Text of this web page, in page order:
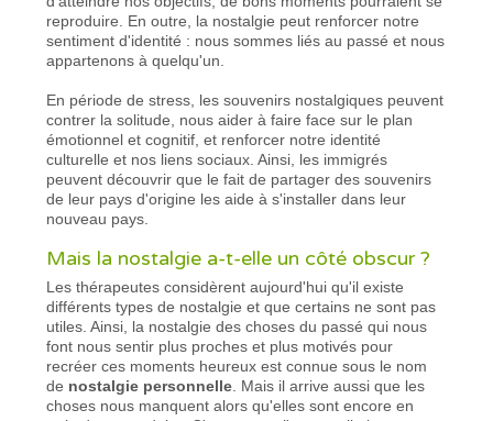
reproduire. En outre, la nostalgie peut renforcer notre
sentiment d'identité : nous sommes liés au passé et nous
appartenons à quelqu'un.
En période de stress, les souvenirs nostalgiques peuvent
contrer la solitude, nous aider à faire face sur le plan
émotionnel et cognitif, et renforcer notre identité
culturelle et nos liens sociaux. Ainsi, les immigrés
peuvent découvrir que le fait de partager des souvenirs
de leur pays d'origine les aide à s'installer dans leur
nouveau pays.
Mais la nostalgie a-t-elle un côté obscur ?
Les thérapeutes considèrent aujourd'hui qu'il existe
différents types de nostalgie et que certains ne sont pas
utiles. Ainsi, la nostalgie des choses du passé qui nous
font nous sentir plus proches et plus motivés pour
recréer ces moments heureux est connue sous le nom
de nostalgie personnelle . Mais il arrive aussi que les
choses nous manquent alors qu'elles sont encore en